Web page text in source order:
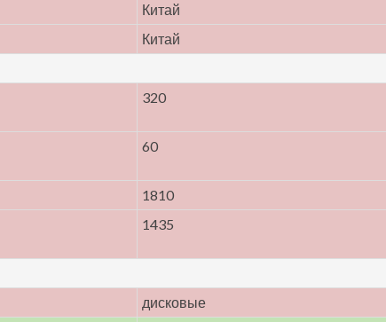
Китай
Китай
320
60
1810
1435
дисковые